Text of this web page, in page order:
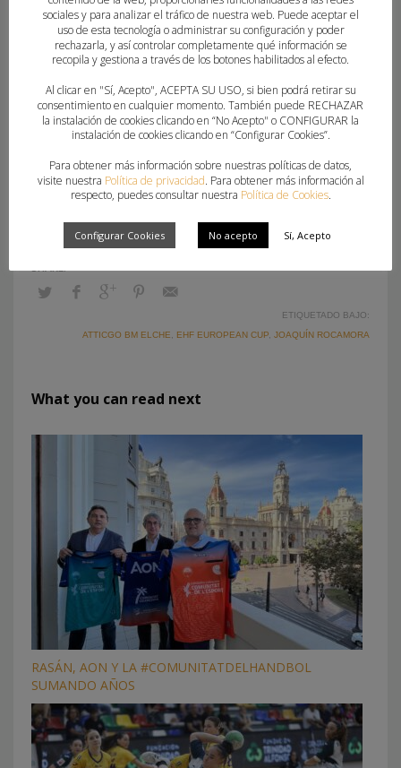
El Atticgo BM Elche confía en que esta cita sirva
como punto de inflexión para encarar con energía
el resto de la temporada, tanto en Europa como
en la competición doméstica. La plantilla, liderada
por jugadoras con experiencia internacional,
buscará dar continuidad a su legado europeo y
sumar un nuevo paso hacia los octavos de final.
ETIQUETADO BAJO:
ATTICGO BM ELCHE
EHF EUROPEAN CUP JOAQUÍN ROCAMORA
What you can read next
RASÁN, AON Y LA #COMUNITATDELHANDBOL
SUMANDO AÑOS
sociales y para analizar el tráfico de nuestra web. Puede aceptar el
uso de esta tecnología o administrar su configuración y poder
rechazarla, y así controlar completamente qué información se
recopila y gestiona a través de los botones habilitados al efecto.
Al clicar en "Sí, Acepto", ACEPTA SU USO, si bien podrá retirar su
consentimiento en cualquier momento. También puede RECHAZAR
la instalación de cookies clicando en “No Acepto" o CONFIGURAR la
instalación de cookies clicando en “Configurar Cookies”.
Para obtener más información sobre nuestras políticas de datos,
visite nuestra Política de privacidad. Para obtener más información al
respecto, puedes consultar nuestra Política de Cookies.
Configurar Cookies No acepto Sí, Acepto